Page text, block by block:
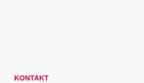
KONTAKT